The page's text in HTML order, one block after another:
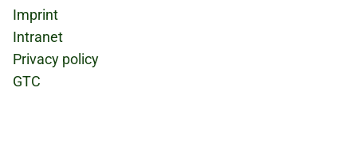
Imprint
Intranet
Privacy policy
GTC